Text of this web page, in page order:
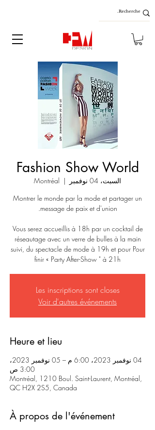
Fashion Show World
السبت، 04 نوفمبر
  |
Montréal
Montrer le monde par la mode et partager un
Vous serez accueillis à 18h par un cocktail de
réseautage avec un verre de bulles à la main
suivi, du spectacle de mode à 19h et pour Pour
finir « Party After-Show " à 21h
Les inscriptions sont closes
Voir d'autres événements
Heure et lieu
04 نوفمبر 2023، 6:00 م – 05 نوفمبر 2023،
3:00 ص
Montréal, 1210 Boul. Saint-Laurent, Montréal,
QC H2X 2S5, Canada
À propos de l'événement